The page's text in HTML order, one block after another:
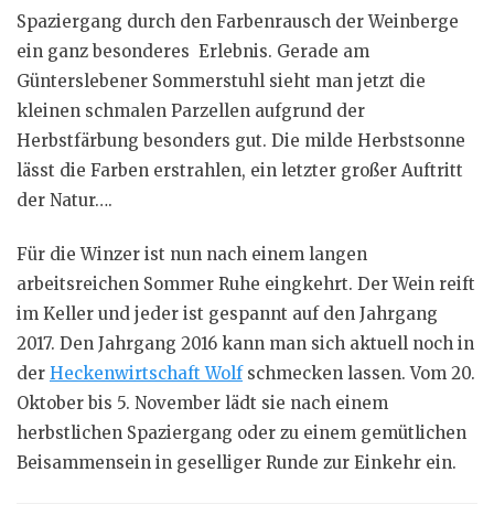
Spaziergang durch den Farbenrausch der Weinberge
ein ganz besonderes Erlebnis. Gerade am
Günterslebener Sommerstuhl sieht man jetzt die
kleinen schmalen Parzellen aufgrund der
Herbstfärbung besonders gut. Die milde Herbstsonne
lässt die Farben erstrahlen, ein letzter großer Auftritt
der Natur….
Für die Winzer ist nun nach einem langen
arbeitsreichen Sommer Ruhe eingkehrt. Der Wein reift
im Keller und jeder ist gespannt auf den Jahrgang
2017. Den Jahrgang 2016 kann man sich aktuell noch in
der Heckenwirtschaft Wolfschmecken lassen. Vom 20.
Oktober bis 5. November lädt sie nach einem
herbstlichen Spaziergang oder zu einem gemütlichen
Beisammensein in geselliger Runde zur Einkehr ein.